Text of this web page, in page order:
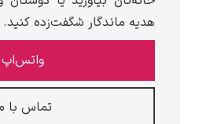
ماندگار شگفت‌زده کنید.
تماس با ما